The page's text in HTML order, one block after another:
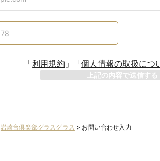
「利用規約 」 「個人情報の取扱につ
上記の内容で送信する
岩崎台倶楽部グラスグラス > お問い合わせ入力